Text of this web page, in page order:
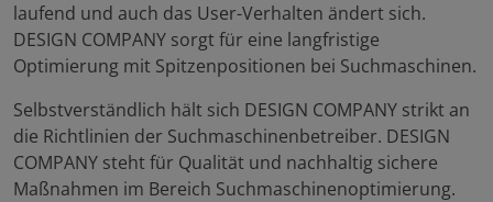
laufend und auch das User-Verhalten ändert sich.
DESIGN COMPANY sorgt für eine langfristige
Optimierung mit Spitzenpositionen bei Suchmaschinen.
Selbstverständlich hält sich DESIGN COMPANY strikt an
die Richtlinien der Suchmaschinenbetreiber. DESIGN
COMPANY steht für Qualität und nachhaltig sichere
Maßnahmen im Bereich Suchmaschinenoptimierung.